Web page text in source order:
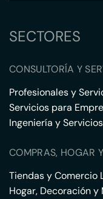
SECTORES
CONSULTORÍA Y
Profesionales y
Servicios para
Ingeniería y
COMPRAS, HOGAR
Tiendas y Comercio
Hogar, Decoración y